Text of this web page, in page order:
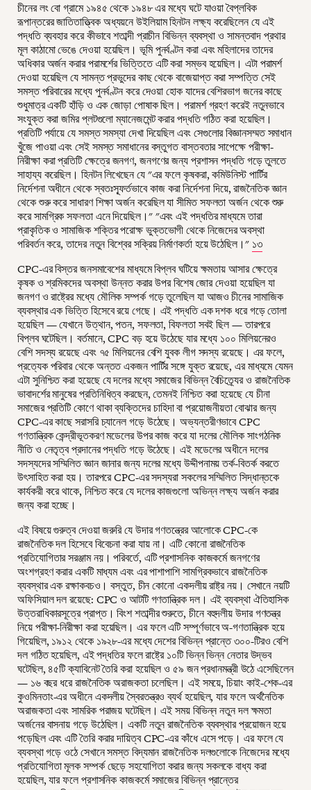
চীনের লং বো গ্রামে ১৯৪৫ থেকে ১৯৪৮ এর মধ্যে ঘটে যাওয়া বৈপ্লবিক
রূপান্তরের জাতিতাত্ত্বিক অধ্যয়নে উইলিয়াম হিনটন লক্ষ্য করেছিলেন যে এই
পদ্ধতি ব্যবহার করে কীভাবে শতাব্দী প্রাচীন বিভিন্ন ব্যবস্থা ও সামন্তবাদ প্রথার
মূল কাঠামো ভেঙে দেওয়া হয়েছিল। ভূমি পুনর্বণ্টন করা এবং মহিলাদের তাদের
অধিকার অর্জন করার পরামর্শের ভিত্তিতে এটি করা সম্ভব হয়েছিল। এটা পরামর্শ
দেওয়া হয়েছিল যে সামন্ত প্রভুদের কাছ থেকে বাজেয়াপ্ত করা সম্পত্তি সেই
সমস্ত পরিবারের মধ্যে পুনর্বণ্টন করে দেওয়া হোক যাদের বেশিরভাগ জনের কাছে
শুধুমাত্র একটি হাঁড়ি ও এক জোড়া পোষাক ছিল। পরামর্শ গ্রহণ করেই নতুনভাবে
সংযুক্ত করা জমির প্লটগুলো ম্যানেজমেন্ট করার পদ্ধতি গঠিত করা হয়েছিল।
প্রতিটি পর্যায়ে যে সমস্ত সমস্যা দেখা দিয়েছিল এবং সেগুলোর বিজ্ঞানসম্মত সমাধান
খুঁজে পাওয়া এবং সেই সমস্ত সমাধানের বস্তুগত বাস্তবতার সাপেক্ষে পরীক্ষা-
নিরীক্ষা করা প্রতিটি ক্ষেত্রে জনগণ, জনগণের জন্য প্রশাসন পদ্ধতি গড়ে তুলতে
সাহায্য করেছিল। হিনটন লিখেছেন যে "এর ফলে কৃষকরা, কমিউনিস্ট পার্টির
নির্দেশনা অধীনে থেকে স্বতঃস্ফূর্তভাবে কাজ করা নির্দেশনা দিয়ে, রাজনৈতিক জ্ঞান
থেকে শুরু করে সাধারণ শিক্ষা অর্জন করেছিল যা সীমিত সফলতা অর্জন থেকে শুরু
করে সামগ্রিক সফলতা এনে দিয়েছিল।" "এবং এই পদ্ধতির মাধ্যমে তারা
প্রাকৃতিক ও সামাজিক শক্তির পরোক্ষ ভুক্তভোগী থেকে নিজেদের অবস্থা
পরিবর্তন করে, তাদের নতুন বিশ্বের সক্রিয় নির্মাণকর্তা হয়ে উঠেছিল।" ১৩
CPC-এর বিস্তর জনসমাবেশের মাধ্যমে বিপ্লব ঘটিয়ে ক্ষমতায় আসার ক্ষেত্রে
কৃষক ও শ্রমিকদের অবস্থা উন্নত করার উপর বিশেষ জোর দেওয়া হয়েছিল যা
জনগণ ও রাষ্ট্রের মধ্যে মৌলিক সম্পর্ক গড়ে তুলেছিল যা আজও চীনের সামাজিক
ব্যবস্থার এক ভিত্তি হিসেবে রয়ে গেছে। এই পদ্ধতি এক দশক ধরে গড়ে তোলা
হয়েছিল — যেখানে উত্থান, পতন, সফলতা, বিফলতা সবই ছিল — তারপরে
বিপ্লব ঘটেছিল। বর্তমানে, CPC বড় হয়ে উঠেছে যার মধ্যে ১০০ মিলিয়নেরও
বেশি সদস্য রয়েছে এবং ৭৫ মিলিয়নের বেশি যুবক লীগ সদস্য রয়েছে। এর ফলে,
প্রত্যেক পরিবার থেকে অন্তত একজন পার্টির সঙ্গে যুক্ত রয়েছে, এর মাধ্যমে যেমন
এটা সুনিশ্চিত করা হয়েছে যে দলের মধ্যে সমাজের বিভিন্ন বৈচিত্র্যের ও রাজনৈতিক
ভাবাদর্শের মানুষের প্রতিনিধিত্ব করছেন, তেমনই নিশ্চিত করা হয়েছে যে চীনা
সমাজের প্রতিটি কোণে থাকা ব্যক্তিদের চাহিদা বা প্রয়োজনীয়তা বোঝার জন্য
CPC-এর কাছে সরাসরি চ্যানেল গড়ে উঠেছে। অভ্যন্তরীণভাবে CPC
গণতান্ত্রিক কেন্দ্রীভূতকরণ মডেলের উপর কাজ করে যা দলের মৌলিক সাংগঠনিক
নীতি ও নেতৃত্ব প্রদানের পদ্ধতি গড়ে উঠেছে। এই মডেলের অধীনে দলের
সদস্যদের সম্মিলিত জ্ঞান জানার জন্য দলের মধ্যে উদ্দীপনাময় তর্ক-বিতর্ক করতে
উৎসাহিত করা হয়। তারপরে CPC-এর সদস্যরা সকলের সম্মিলিত সিদ্ধান্তকে
কার্যকরী করে থাকে, নিশ্চিত করে যে দলের কাজগুলো অভিন্ন লক্ষ্য অর্জন করার
জন্য করা হচ্ছে।
এই বিষয়ে গুরুত্ব দেওয়া জরুরি যে উদার গণতন্ত্রের আলোকে CPC-কে
রাজনৈতিক দল হিসেবে বিবেচনা করা যায় না। এটি কোনো রাজনৈতিক
প্রতিযোগিতার সরঞ্জাম নয়। পরিবর্তে, এটি প্রশাসনিক কাজকর্মে জনগণের
অংশগ্রহণ করার একটি মাধ্যম এবং এর পাশাপাশি সামগ্রিকভাবে রাজনৈতিক
ব্যবস্থার এক রক্ষাকবচও। বস্তুত, চীন কোনো একদলীয় রাষ্ট্র নয়। সেখানে নয়টি
অফিসিয়াল দল রয়েছে: CPC ও আটটি গণতান্ত্রিক দল। এই ব্যবস্থা ঐতিহাসিক
উত্তরাধিকারসূত্রে প্রাপ্ত। বিংশ শতাব্দীর শুরুতে, চীনে বহুদলীয় উদার গণতন্ত্র
নিয়ে পরীক্ষা-নিরীক্ষা করা হয়েছিল। এর ফলে এটি সম্পূর্ণভাবে অ-গণতান্ত্রিক হয়ে
গিয়েছিল, ১৯১২ থেকে ১৯২৮-এর মধ্যে দেশের বিভিন্ন প্রান্তে ৩০০-টিরও বেশি
দল গঠিত হয়েছিল, এই পদ্ধতির ফলে রাষ্ট্রে ১০টি ভিন্ন ভিন্ন নেতার উদ্ভব
ঘটেছিল, ৪৫টি ক্যাবিনেট তৈরি করা হয়েছিল ও ৫৯ জন প্রধানমন্ত্রী উঠে এসেছিলেন
— ১৬ বছর ধরে রাজনৈতিক অরাজকতা চলেছিল। এই সময়ে, চিয়াং কাই-শেক-এর
কুওমিনতাং-এর অধীনে একদলীয় স্বৈরতন্ত্রও ব্যর্থ হয়েছিল, যার ফলে অর্থনৈতিক
অরাজকতা এবং সামরিক পরাজয় ঘটেছিল। এই সময় বিভিন্ন নতুন দল ক্ষমতা
অর্জনের বাসনায় গড়ে উঠেছিল। একটি নতুন রাজনৈতিক ব্যবস্থার প্রয়োজন হয়ে
পড়েছিল এবং এটি তৈরি করার দায়িত্ব CPC-এর কাঁধে এসে পড়ে। এর ফলে যে
ব্যবস্থা গড়ে ওঠে সেখানে সমস্ত বিদ্যমান রাজনৈতিক দলগুলোকে নিজেদের মধ্যে
প্রতিযোগিতা মূলক সম্পর্ক ছেড়ে সহযোগিতা করার জন্য সকলকে বাধ্য করা
হয়েছিল, যার ফলে প্রশাসনিক কাজকর্মে সমাজের বিভিন্ন প্রান্তের